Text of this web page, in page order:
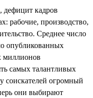
, дефицит кадров
рабочие, производство,
Среднее число
опубликованных
миллионов
самых талантливых
соискателей огромный
они выбирают